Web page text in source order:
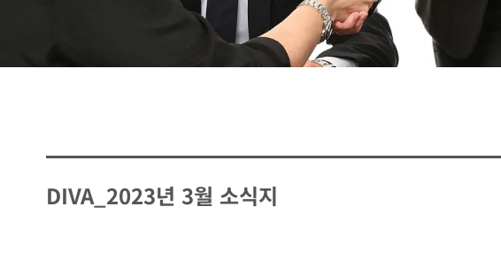
DIVA_2023년 3월 소식지